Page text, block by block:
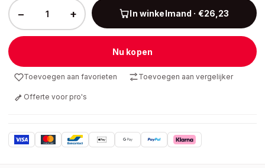
− + In winkelmand · €26,23
Nu kopen
Toevoegen aan favorieten Toevoegen aan vergelijker
Offerte voor pro's